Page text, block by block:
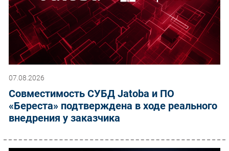
07.08.2026
Совместимость СУБД Jatoba и ПО
«Береста» подтверждена в ходе реального
внедрения у заказчика